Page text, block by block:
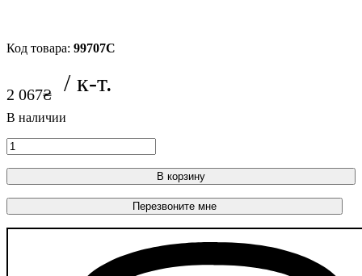
99707C
2 067₴
В корзину
Перезвоните мне